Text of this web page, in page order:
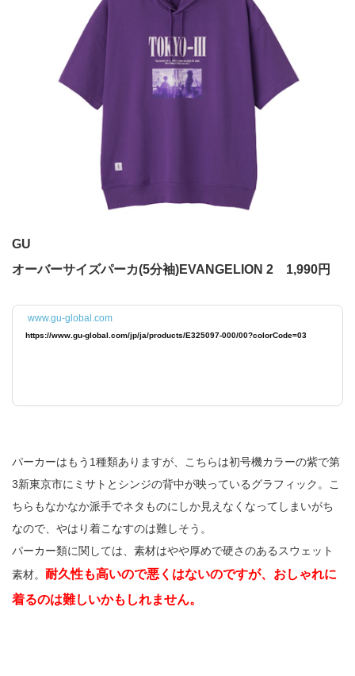
GU
オーバーサイズパーカ(5分袖)EVANGELION 2 1,990円
www.gu-global.com
https://www.gu-global.com/jp/ja/products/E325097-000/00?colorCode=03
パーカーはもう1種類ありますが、こちらは初号機カラーの紫で第
3新東京市にミサトとシンジの背中が映っているグラフィック。こ
ちらもなかなか派手でネタものにしか見えなくなってしまいがち
なので、やはり着こなすのは難しそう。
パーカー類に関しては、素材はやや厚めで硬さのあるスウェット
素材。 耐久性も高いので悪くはないのですが、おしゃれに
着るのは難しいかもしれません。